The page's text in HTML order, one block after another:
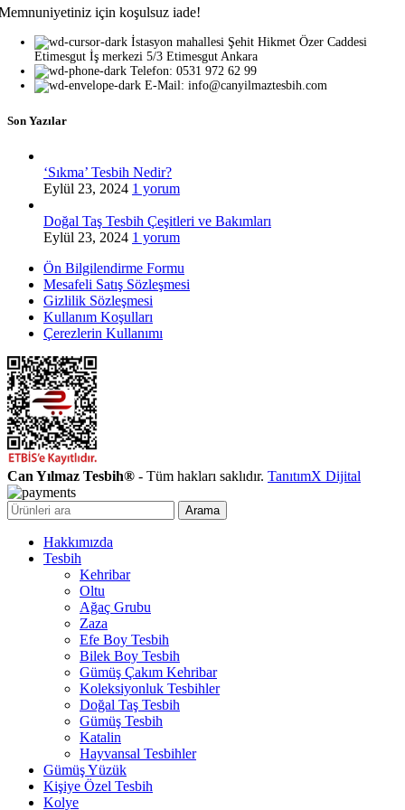
için koşulsuz iade!
İstasyon mahallesi Şehit Hikmet Özer Caddesi
Etimesgut İş merkezi 5/3 Etimesgut Ankara
Telefon: 0531 972 62 99
E-Mail: info@canyilmaztesbih.com
Son Yazılar
‘Sıkma’ Tesbih Nedir?
Eylül 23, 2024 1 yorum
Doğal Taş Tesbih Çeşitleri ve Bakımları
Eylül 23, 2024 1 yorum
Ön Bilgilendirme Formu
Mesafeli Satış Sözleşmesi
Gizlilik Sözleşmesi
Kullanım Koşulları
Çerezlerin Kullanımı
Can Yılmaz Tesbih® - Tüm hakları saklıdır. TanıtımX Dijital
Arama
Hakkımızda
Tesbih
Kehribar
Oltu
Ağaç Grubu
Zaza
Efe Boy Tesbih
Bilek Boy Tesbih
Gümüş Çakım Kehribar
Koleksiyonluk Tesbihler
Doğal Taş Tesbih
Gümüş Tesbih
Katalin
Hayvansal Tesbihler
Gümüş Yüzük
Kişiye Özel Tesbih
Kolye